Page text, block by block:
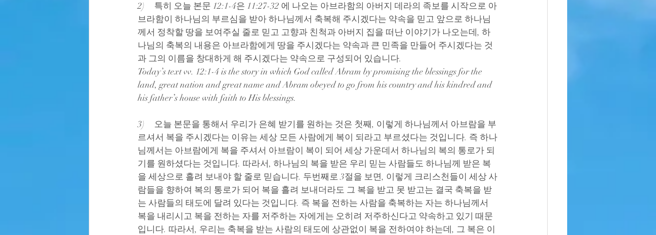
2)     특히 오늘 본문 12:1-4은 11:27-32 에 나오는 아브라함의 아버지 데라의 족보를 시작으로 아
브라함이 하나님의 부르심을 받아 하나님께서 축복해 주시겠다는 약속을 믿고 앞으로 하나님
께서 정착할 땅을 보여주실 줄로 믿고 고향과 친척과 아버지 집을 떠난 이야기가 나오는데, 하
나님의 축복의 내용은 아브라함에게 땅을 주시겠다는 약속과 큰 민족을 만들어 주시겠다는 것
과 그의 이름을 창대하게 해 주시겠다는 약속으로 구성되어 있습니다.
Today’s text vv. 12:1-4 is the story in which God called Abram by promising the blessings for the
land, great nation and great name and Abram obeyed to go from his country and his kindred and
his father’s house with faith to His blessings.
3)     오늘 본문을 통해서 우리가 은혜 받기를 원하는 것은 첫째, 이렇게 하나님께서 아브람을 부
르셔서 복을 주시겠다는 이유는 세상 모든 사람에게 복이 되라고 부르셨다는 것입니다. 즉 하나
님께서는 아브람에게 복을 주셔서 아브람이 복이 되어 세상 가운데서 하나님의 복의 통로가 되
기를 원하셨다는 것입니다. 따라서, 하나님의 복을 받은 우리 믿는 사람들도 하나님께 받은 복
을 세상으로 흘려 보내야 할 줄로 믿습니다. 두번째로 3절을 보면, 이렇게 크리스천들이 세상 사
람들을 향하여 복의 통로가 되어 복을 흘려 보내더라도 그 복을 받고 못 받고는 결국 축복을 받
는 사람들의 태도에 달려 있다는 것입니다. 즉 복을 전하는 사람을 축복하는 자는 하나님께서
복을 내리시고 복을 전하는 자를 저주하는 자에게는 오히려 저주하신다고 약속하고 있기 때문
입니다. 따라서, 우리는 축복을 받는 사람의 태도에 상관없이 복을 전하여야 하는데, 그 복은 이